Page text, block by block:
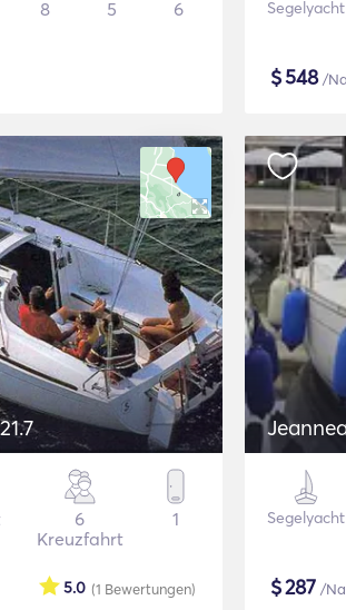
8 5 6 Segelyacht
$548/
6
Kreuzfahrt
1
(1 Bewertungen)
5.0
Segelyacht
$287 /